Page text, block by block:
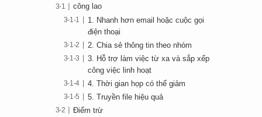
công lao
1. Nhanh hơn email hoặc cuộc gọi
điện thoại
2. Chia sẻ thông tin theo nhóm
3. Hỗ trợ làm việc từ xa và sắp xếp
công việc linh hoạt
4. Thời gian họp có thể giảm
5. Truyền file hiệu quả
Điểm trừ